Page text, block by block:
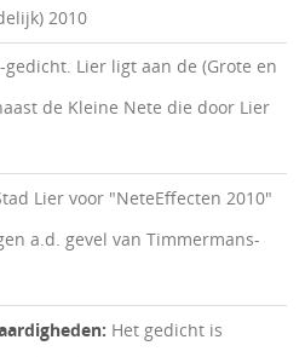
2010
gedicht. Lier ligt aan de (Grote en
de Kleine Nete die door Lier
Lier voor "NeteEffecten 2010"
a.d. gevel van Timmermans-
Het gedicht is